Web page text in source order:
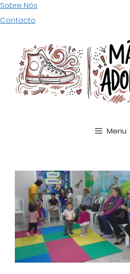
Pular
para
o
Sobre Nós
Contacto
Menu